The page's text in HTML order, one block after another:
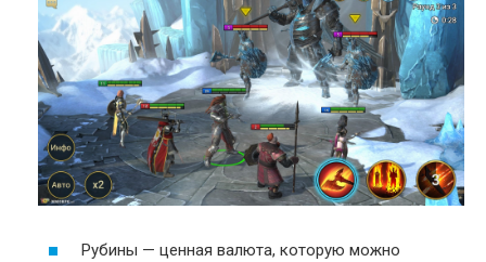
Рубины — ценная валюта, которую можно